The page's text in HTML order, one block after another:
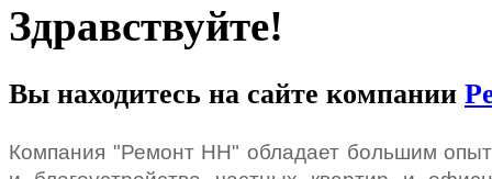
Здравствуйте!
Вы находитесь на сайте компании
Компания "Ремонт НН" обладает большим